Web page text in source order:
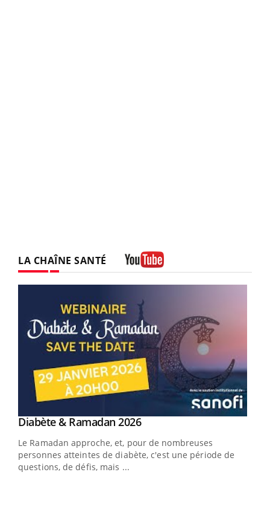
LA CHAÎNE SANTÉ
Youtube
Diabète & Ramadan 2026Youtube
Le Ramadan approche, et, pour de nombreuses
personnes atteintes de diabète, c'est une période de
questions, de défis, mais ...